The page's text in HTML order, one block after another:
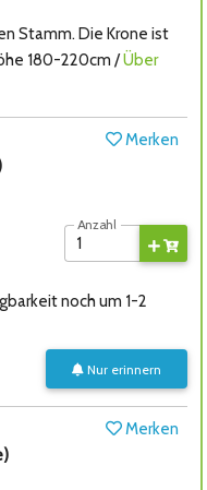
Stamm. Die Krone ist
180-220cm /Über
Merken
Anzahl
noch um 1-2
Nur erinnern
Merken